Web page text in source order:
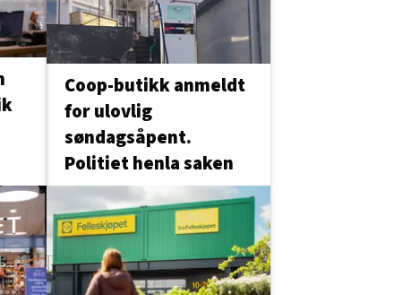
Coop-butikk anmeldt
for ulovlig
søndagsåpent.
Politiet henla saken